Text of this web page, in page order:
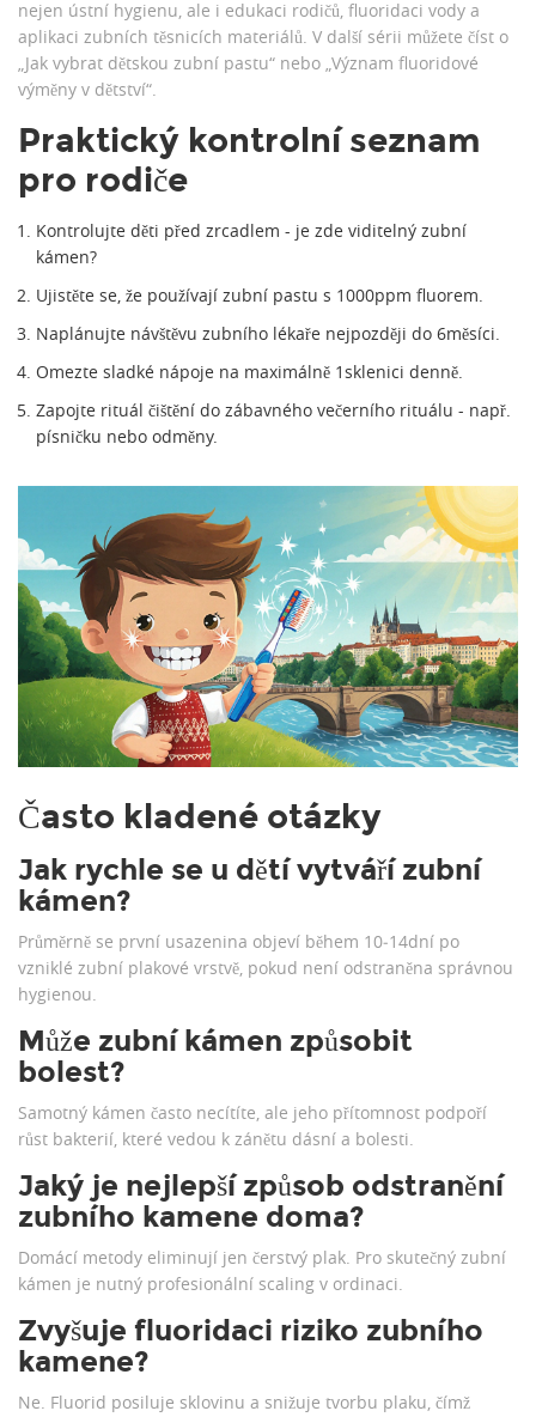
nejen ústní hygienu, ale i edukaci rodičů, fluoridaci vody a
aplikaci zubních těsnicích materiálů. V další sérii můžete číst o
„Jak vybrat dětskou zubní pastu“ nebo „Význam fluoridové
výměny v dětství“.
Praktický kontrolní seznam
pro rodiče
Kontrolujte děti před zrcadlem - je zde viditelný zubní
kámen?
Ujistěte se, že používají zubní pastu s 1000ppm fluorem.
Naplánujte návštěvu zubního lékaře nejpozději do 6měsíci.
Omezte sladké nápoje na maximálně 1sklenici denně.
Zapojte rituál čištění do zábavného večerního rituálu - např.
písničku nebo odměny.
Často kladené otázky
Jak rychle se u dětí vytváří zubní
kámen?
Průměrně se první usazenina objeví během 10‑14dní po
vzniklé zubní plakové vrstvě, pokud není odstraněna správnou
hygienou.
Může zubní kámen způsobit
bolest?
Samotný kámen často necítíte, ale jeho přítomnost podpoří
růst bakterií, které vedou k zánětu dásní a bolesti.
Jaký je nejlepší způsob odstranění
zubního kamene doma?
Domácí metody eliminují jen čerstvý plak. Pro skutečný zubní
kámen je nutný profesionální scaling v ordinaci.
Zvyšuje fluoridaci riziko zubního
kamene?
Ne. Fluorid posiluje sklovinu a snižuje tvorbu plaku, čímž